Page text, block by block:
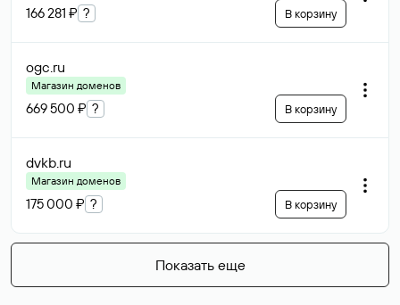
166 281 ₽ ? В корзину
ogc.ru
Магазин доменов
669 500 ₽ ? В корзину
dvkb.ru
Магазин доменов
175 000 ₽ ? В корзину
Показать еще